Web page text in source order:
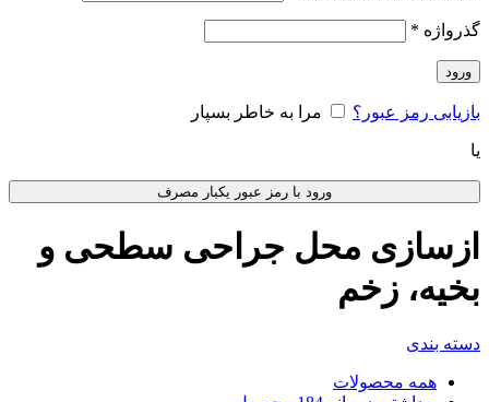
گذرواژه *
ورود
بازیابی رمز عبور؟ مرا به خاطر بسپار
یا
ورود با رمز عبور یکبار مصرف
ازسازی محل جراحی سطحی و
بخیه، زخم
دسته بندی
همه محصولات